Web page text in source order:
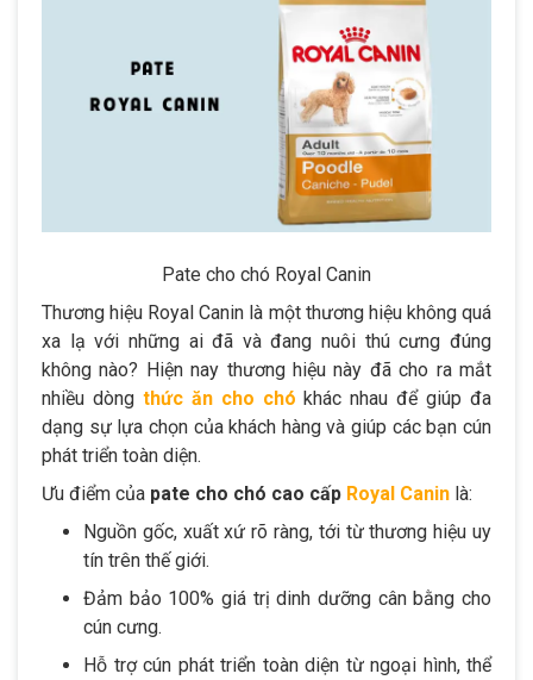
Pate cho chó Royal Canin
Thương hiệu Royal Canin là một thương hiệu không quá
xa lạ với những ai đã và đang nuôi thú cưng đúng
không nào? Hiện nay thương hiệu này đã cho ra mắt
nhiều dòng thức ăn cho chó khác nhau để giúp đa
dạng sự lựa chọn của khách hàng và giúp các bạn cún
phát triển toàn diện.
Ưu điểm của pate cho chó cao cấp Royal Canin là:
Nguồn gốc, xuất xứ rõ ràng, tới từ thương hiệu uy
tín trên thế giới.
Đảm bảo 100% giá trị dinh dưỡng cân bằng cho
cún cưng.
Hỗ trợ cún phát triển toàn diện từ ngoại hình, thể